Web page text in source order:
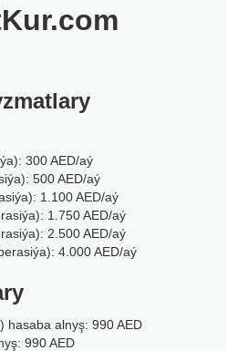
300 AED/aý
500 AED/aý
1.100 AED/aý
1.750 AED/aý
2.500 AED/aý
4.000 AED/aý
hasaba alnyş: 990 AED
990 AED